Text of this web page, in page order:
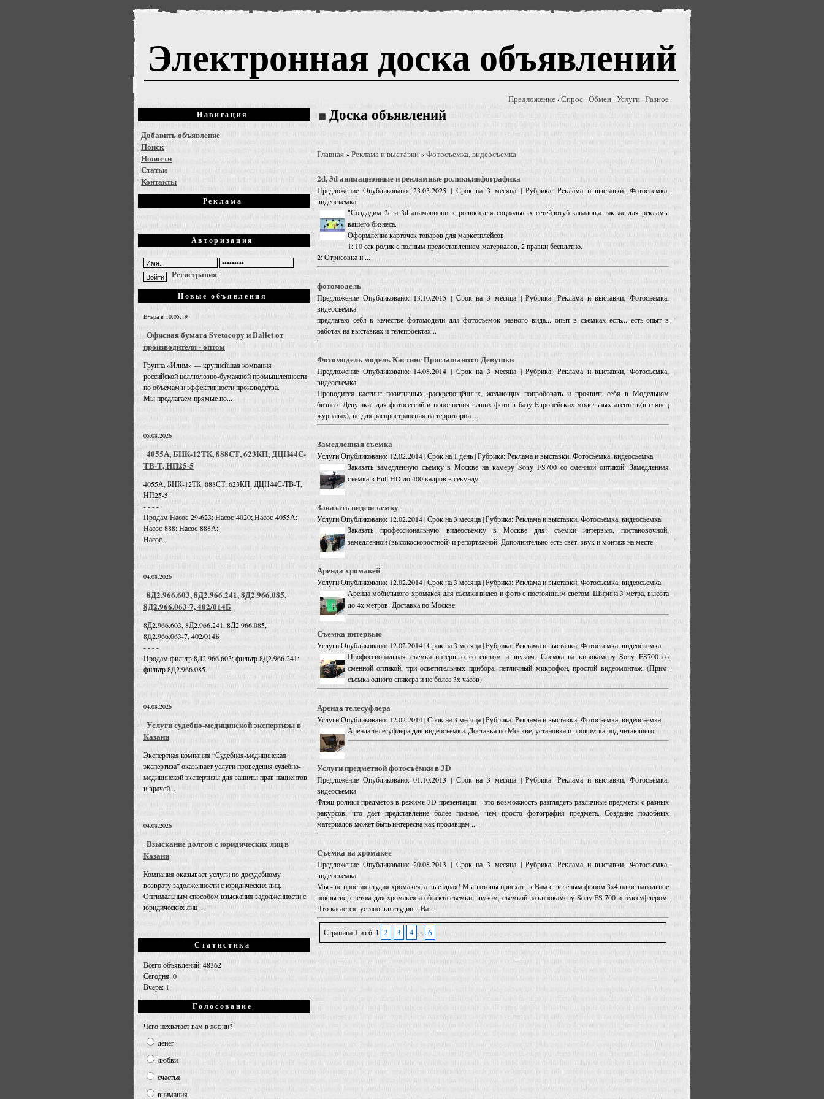
Электронная доска объявлений
Навигация
Добавить объявление
Поиск
Новости
Статьи
Контакты
Реклама
Авторизация
Регистрация
Новые объявления
Вчера в 10:05:19
Офисная бумага Svetocopy и Ballet от
производителя - оптом
Группа «Илим» — крупнейшая компания
российской целлюлозно-бумажной промышленности
по объемам и эффективности производства.
Мы предлагаем прямые по...
05.08.2026
4055А, БНК-12ТК, 888СТ, 623КП, ДЦН44С-
ТВ-Т, НП25-5
4055А, БНК-12ТК, 888СТ, 623КП, ДЦН44С-ТВ-Т,
НП25-5
- - - -
Продам Насос 29-623; Насос 4020; Насос 4055А;
Насос 888; Насос 888А;
Насос...
04.08.2026
8Д2.966.603, 8Д2.966.241, 8Д2.966.085,
8Д2.966.063-7, 402/014Б
8Д2.966.603, 8Д2.966.241, 8Д2.966.085,
8Д2.966.063-7, 402/014Б
- - - -
Продам фильтр 8Д2.966.603; фильтр 8Д2.966.241;
фильтр 8Д2.966.085...
04.08.2026
Услуги судебно-медицинской экспертизы в
Казани
Экспертная компания “Судебная-медицинская
экспертиза” оказывает услуги проведения судебно-
медицинской экспертизы для защиты прав пациентов
и врачей...
04.08.2026
Взыскание долгов с юридических лиц в
Казани
Компания оказывает услуги по досудебному
возврату задолженности с юридических лиц.
Оптимальным способом взыскания задолженности с
юридических лиц ...
Статистика
Всего объявлений: 48362
Сегодня: 0
Вчера: 1
Голосование
Чего нехватает вам в жизни?
денег
любви
счастья
внимания
Доска объявлений
Предложение · Спрос · Обмен · Услуги · Разное
Главная»Реклама и выставки»Фотосъемка, видеосъемка
2d, 3d анимационные и рекламные ролики,инфографика
Предложение Опубликовано: 23.03.2025 | Срок на 3 месяца | Рубрика: Реклама и выставки, Фотосъемка,
видеосъемка
"Создадим 2d и 3d анимационные ролики,для социальных сетей,ютуб каналов,а так же для рекламы
вашего бизнеса.
Оформление карточек товаров для маркетплейсов.
1: 10 сек ролик с полным предоставлением материалов, 2 правки бесплатно.
2: Отрисовка и ...
фотомодель
Предложение Опубликовано: 13.10.2015 | Срок на 3 месяца | Рубрика: Реклама и выставки, Фотосъемка,
видеосъемка
предлагаю себя в качестве фотомодели для фотосъемок разного вида... опыт в съемках есть... есть опыт в
работах на выставках и телепроектах...
Фотомодель модель Кастинг Приглашаются Девушки
Предложение Опубликовано: 14.08.2014 | Срок на 3 месяца | Рубрика: Реклама и выставки, Фотосъемка,
видеосъемка
Проводится кастинг позитивных, раскрепощённых, желающих попробовать и проявить себя в Модельном
бизнесе Девушки, для фотосессий и пополнения ваших фото в базу Европейских модельных агентств(в глянец
журналах), не для распространения на территории ...
Замедленная съемка
УслугиОпубликовано: 12.02.2014 | Срок на 1 день | Рубрика: Реклама и выставки, Фотосъемка, видеосъемка
Заказать замедленную съемку в Москве на камеру Sony FS700 со сменной оптикой. Замедленная
съемка в Full HD до 400 кадров в секунду.
Заказать видеосъемку
УслугиОпубликовано: 12.02.2014 | Срок на 3 месяца | Рубрика: Реклама и выставки, Фотосъемка, видеосъемка
Заказать профессиональную видеосъемку в Москве для: съемки интервью, постановочной,
замедленной (высокоскоростной) и репортажной. Дополнительно есть свет, звук и монтаж на месте.
Аренда хромакей
УслугиОпубликовано: 12.02.2014 | Срок на 3 месяца | Рубрика: Реклама и выставки, Фотосъемка, видеосъемка
Аренда мобильного хромакея для съемки видео и фото с постоянным светом. Ширина 3 метра, высота
до 4х метров. Доставка по Москве.
Съемка интервью
УслугиОпубликовано: 12.02.2014 | Срок на 3 месяца | Рубрика: Реклама и выставки, Фотосъемка, видеосъемка
Профессиональная съемка интервью со светом и звуком. Съемка на кинокамеру Sony FS700 со
сменной оптикой, три осветительных прибора, петличный микрофон, простой видеомонтаж. (Прим:
съемка одного спикера и не более 3х часов)
Аренда телесуфлера
УслугиОпубликовано: 12.02.2014 | Срок на 3 месяца | Рубрика: Реклама и выставки, Фотосъемка, видеосъемка
Аренда телесуфлера для видеосъемки. Доставка по Москве, установка и прокрутка под читающего.
Услуги предметной фотосъёмки в 3D
Предложение Опубликовано: 01.10.2013 | Срок на 3 месяца | Рубрика: Реклама и выставки, Фотосъемка,
видеосъемка
Флэш ролики предметов в режиме 3D презентации – это возможность разглядеть различные предметы с разных
ракурсов, что даёт представление более полное, чем просто фотография предмета. Создание подобных
материалов может быть интересна как продавцам ...
Съемка на хромакее
Предложение Опубликовано: 20.08.2013 | Срок на 3 месяца | Рубрика: Реклама и выставки, Фотосъемка,
видеосъемка
Мы - не простая студия хромакея, а выездная! Мы готовы приехать к Вам с: зеленым фоном 3х4 плюс напольное
покрытие, светом для хромакея и объекта съемки, звуком, съемкой на кинокамеру Sony FS 700 и телесуфлером.
Что касается, установки студии в Ва...
Страница 1 из 6: 1 2 3 4 ... 6